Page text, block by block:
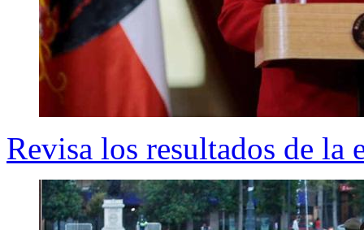
Revisa los resultados de la